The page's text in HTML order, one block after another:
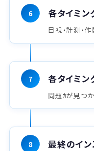
6 各タイミ
目視・計測・
7 各タイミ
問題ｶが見つ
8 最終のイン